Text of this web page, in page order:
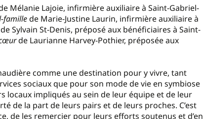
Mélanie Lajoie, infirmière auxiliaire à Saint-Gabriel-
famillede Marie-Justine Laurin, infirmière auxiliaire à
Sylvain St-Denis, préposé aux bénéficiaires à Saint-
de Laurianne Harvey-Pothier, préposée aux
comme une destination pour y vivre, tant
sociaux que pour son mode de vie en symbiose
locaux impliqués au sein de leur équipe et de leur
de la part de leurs pairs et de leurs proches. C’est
de les remercier pour leurs efforts soutenus et d’en